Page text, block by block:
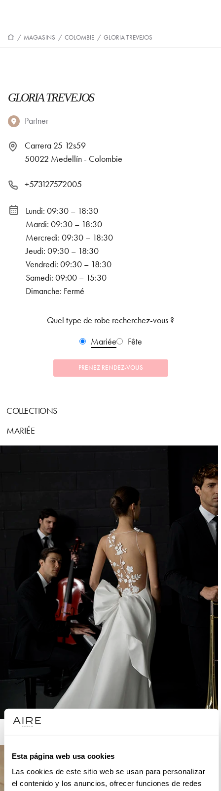
Esta página web usa cookies
Las cookies de este sitio web se usan para personalizar
el contenido y los anuncios, ofrecer funciones de redes
/ MAGASINS / COLOMBIE / GLORIA TREVEJOS
GLORIA TREVEJOS
Partner
Carrera 25 12s59
50022 Medellín - Colombie
+573127572005
Lundi: 09:30 – 18:30
Mardi: 09:30 – 18:30
Mercredi: 09:30 – 18:30
Jeudi: 09:30 – 18:30
Vendredi: 09:30 – 18:30
Samedi: 09:00 – 15:30
Dimanche: Fermé
Quel type de robe recherchez-vous ?
Mariée
Fête
PRENEZ RENDEZ-VOUS
COLLECTIONS
MARIÉE
AIRE ATELIER